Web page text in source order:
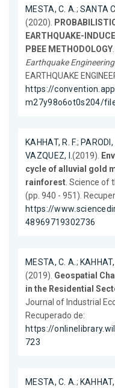
MESTA, C. A.; SANTA
(2020).
EARTHQUAKE-
PBEE METHODOLOGY
Earthquake Engineering
EARTHQUAKE
https://
m27y98o6ot0s204/
KAHHAT, R. F.; PARODI,
VAZQUEZ, I.(2019).
cycle of alluvial gold
rainforest. Science of
(pp. 940 - 951).
https://
48969719302736
MESTA, C. A.; KAHHAT,
(2019). Geospatial
in the Residential
Journal of Industrial
Recuperado de:
https://
723
MESTA, C. A.; KAHHAT,